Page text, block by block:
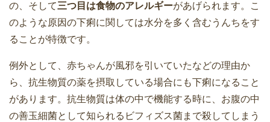
の、そして三つ目は食物のアレルギーがあげられます。こ
のような原因の下痢に関しては水分を多く含むうんちをす
ることが特徴です。
例外として、赤ちゃんが風邪を引いていたなどの理由か
ら、抗生物質の薬を摂取している場合にも下痢になること
があります。抗生物質は体の中で機能する時に、お腹の中
の善玉細菌として知られるビフィズス菌まで殺してしまう